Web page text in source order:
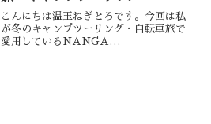
こんにちは温玉ねぎとろです。今回は私
が冬のキャンプツーリング・自転車旅で
愛用しているNANGA